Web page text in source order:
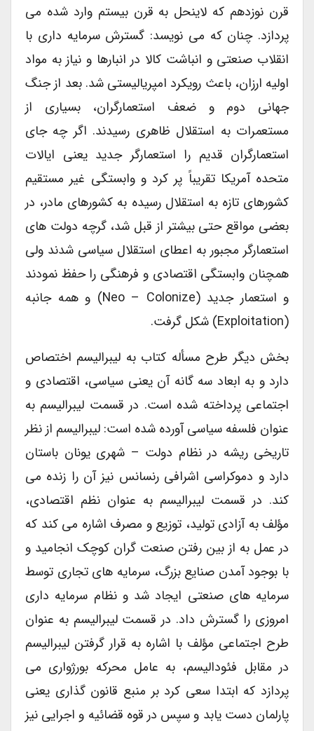
قرن نوزدهم که لاینحل به قرن بیستم وارد شده می
پردازد. چنان که می نویسد: گسترش سرمایه داری با
انقلاب صنعتی و انباشت کالا در انبارها و نیاز به مواد
اولیه ارزان، باعث رویکرد امپریالیستی شد. بعد از جنگ
جهانی دوم و ضعف استعمارگران، بسیاری از
مستعمرات به استقلال ظاهری رسیدند. اگر چه جای
استعمارگران قدیم را استعمارگر جدید یعنی ایالات
متحده آمریکا تقریباً پر کرد و وابستگی غیر مستقیم
کشورهای تازه به استقلال رسیده به کشورهای مادر، در
بعضی مواقع حتی بیشتر از قبل شد، گرچه دولت های
استعمارگر مجبور به اعطای استقلال سیاسی شدند ولی
همچنان وابستگی اقتصادی و فرهنگی را حفظ نمودند
و استعمار جدید (neo – Colonize) و همه جانبه
بخش دیگر طرح مسأله کتاب به لیبرالیسم اختصاص
دارد و به ابعاد سه گانه آن یعنی سیاسی، اقتصادی و
اجتماعی پرداخته شده است. در قسمت لیبرالیسم به
عنوان فلسفه سیاسی آورده شده است: لیبرالیسم از نظر
تاریخی ریشه در نظام دولت – شهری یونان باستان
دارد و دموکراسی اشرافی رنسانس نیز آن را زنده می
کند. در قسمت لیبرالیسم به عنوان نظم اقتصادی،
مؤلف به آزادی تولید، توزیع و مصرف اشاره می کند که
در عمل به از بین رفتن صنعت گران کوچک انجامید و
با بوجود آمدن صنایع بزرگ، سرمایه های تجاری توسط
سرمایه های صنعتی ایجاد شد و نظام سرمایه داری
امروزی را گسترش داد. در قسمت لیبرالیسم به عنوان
طرح اجتماعی مؤلف با اشاره به قرار گرفتن لیبرالیسم
در مقابل فئودالیسم، به عامل محرکه بورژواری می
پردازد که ابتدا سعی کرد بر منبع قانون گذاری یعنی
پارلمان دست یابد و سپس در قوه قضائیه و اجرایی نیز